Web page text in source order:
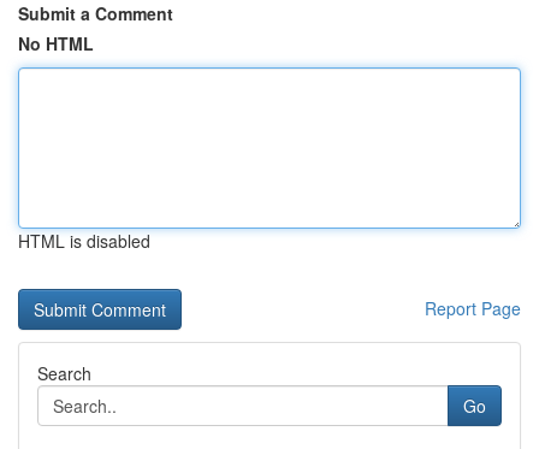
Submit a Comment
No HTML
HTML is disabled
Report Page
Search
Go